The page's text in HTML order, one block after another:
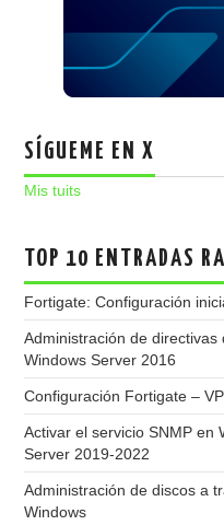
SÍGUEME EN X
Mis tuits
TOP 10 ENTRADAS
Fortigate: Configuración
Administración de
Windows Server 2016
Configuración Fortigate –
Activar el servicio SNMP en
Server 2019-2022
Administración de discos a
Windows